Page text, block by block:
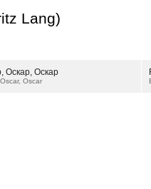
Lang)
Оскар, Оскар
Oscar